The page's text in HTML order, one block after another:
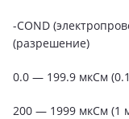
-COND
(разрешение)
0.0 — 199.9 мкСм
200 — 1999 мкСм (1